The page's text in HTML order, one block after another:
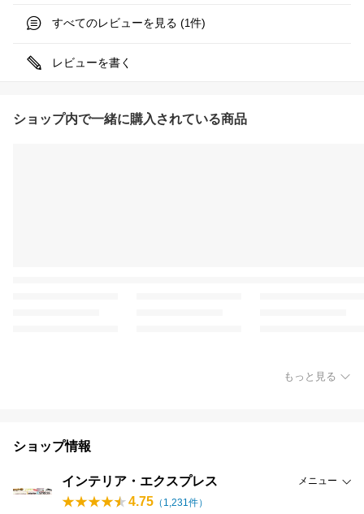
すべてのレビューを見る (1件)
レビューを書く
ショップ内で一緒に購入されている商品
もっと見る
ショップ情報
インテリア・エクスプレス メニュー
4.75 （ 1,231件）